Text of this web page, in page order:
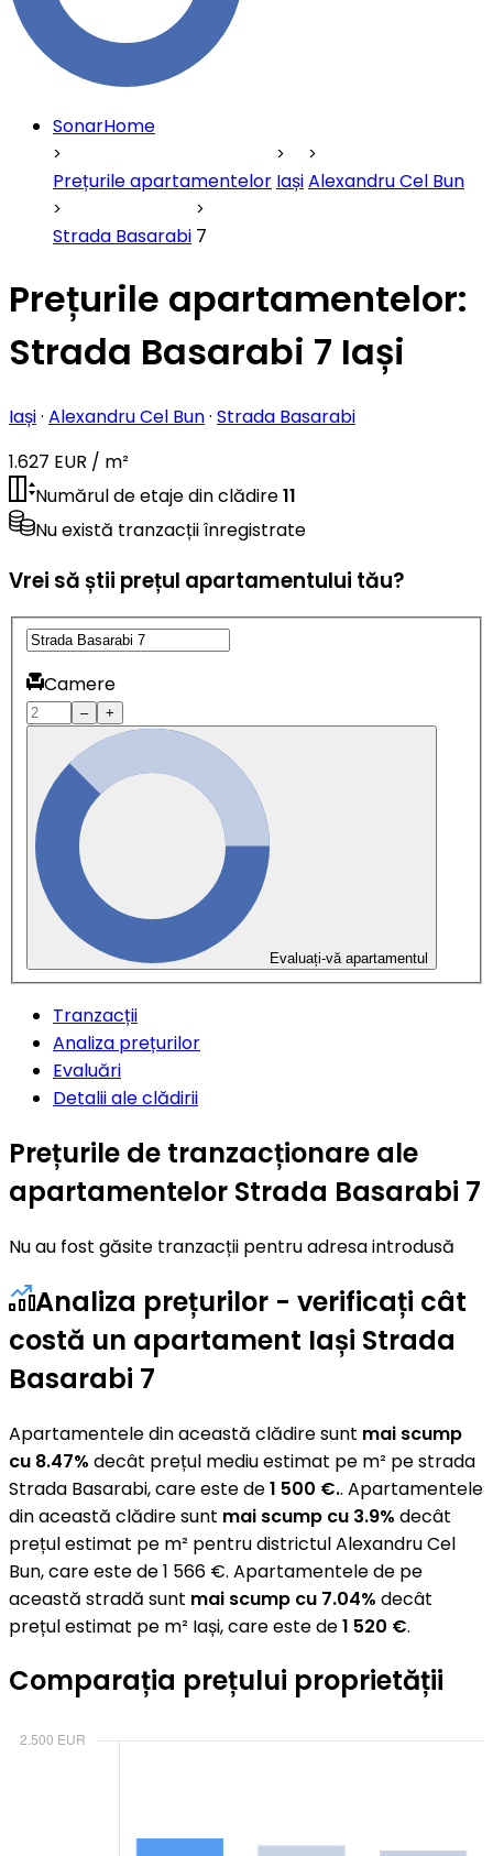
SonarHome
Prețurile apartamentelor IașiAlexandru Cel Bun
Strada Basarabi 7
Prețurile apartamentelor:
Strada Basarabi 7 Iași
Iași· Alexandru Cel Bun· Strada Basarabi
1.627 EUR / m²
Numărul de etaje din clădire11
Nu există tranzacții înregistrate
Vrei să știi prețul apartamentului tău?
Camere
– +
Evaluați-vă apartamentul
Tranzacții
Analiza prețurilor
Evaluări
Detalii ale clădirii
Prețurile de tranzacționare ale
apartamentelor Strada Basarabi 7
Nu au fost găsite tranzacții pentru adresa introdusă
Analiza prețurilor - verificați cât
costă un apartament Iași Strada
Basarabi 7
Apartamentele din această clădire sunt mai scump
cu 8.47% decât prețul mediu estimat pe m² pe strada
Strada Basarabi, care este de1 500 €.. Apartamentele
din această clădire sunt mai scump cu 3.9% decât
prețul estimat pe m² pentru districtul Alexandru Cel
Bun, care este de 1 566 €. Apartamentele de pe
această stradă sunt mai scump cu 7.04% decât
prețul estimat pe m² Iași, care este de1 520 €.
Comparația prețului proprietății